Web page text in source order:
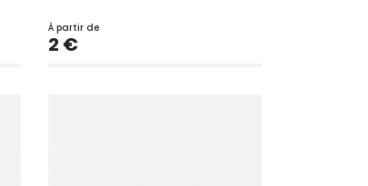
À partir de
Prix
2 €